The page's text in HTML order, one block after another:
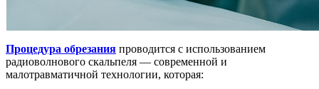
Процедура обрезания проводится с использованием
радиоволнового скальпеля — современной и
малотравматичной технологии, которая: